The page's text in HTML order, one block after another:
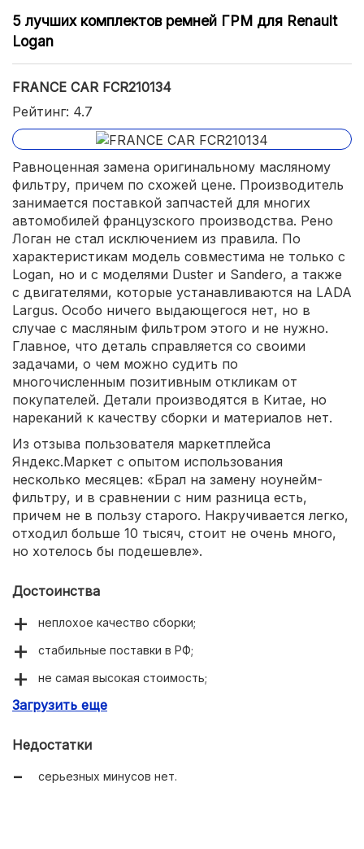
5 лучших комплектов ремней ГРМ для Renault
Logan
FRANCE CAR FCR210134
Рейтинг: 4.7
Равноценная замена оригинальному масляному
фильтру, причем по схожей цене. Производитель
занимается поставкой запчастей для многих
автомобилей французского производства. Рено
Логан не стал исключением из правила. По
характеристикам модель совместима не только с
Logan, но и с моделями Duster и Sandero, а также
с двигателями, которые устанавливаются на LADA
Largus. Особо ничего выдающегося нет, но в
случае с масляным фильтром этого и не нужно.
Главное, что деталь справляется со своими
задачами, о чем можно судить по
многочисленным позитивным откликам от
покупателей. Детали производятся в Китае, но
нареканий к качеству сборки и материалов нет.
Из отзыва пользователя маркетплейса
Яндекс.Маркет с опытом использования
несколько месяцев: «Брал на замену ноунейм-
фильтру, и в сравнении с ним разница есть,
причем не в пользу старого. Накручивается легко,
отходил больше 10 тысяч, стоит не очень много,
но хотелось бы подешевле».
Достоинства
неплохое качество сборки;
стабильные поставки в РФ;
не самая высокая стоимость;
совместимость с Логан и LADA.
Загрузить еще
Недостатки
серьезных минусов нет.